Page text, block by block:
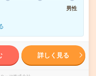
男性
詳しく見る